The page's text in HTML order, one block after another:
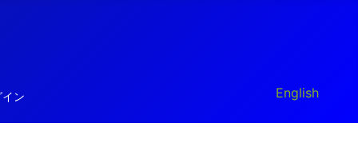
ン あなたが使う
English